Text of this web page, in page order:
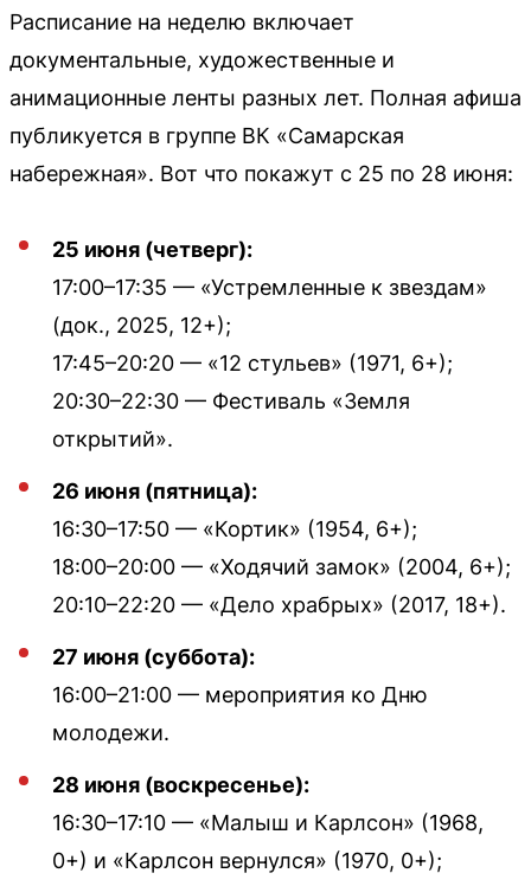
Расписание на неделю включает
документальные, художественные и
анимационные ленты разных лет. Полная афиша
публикуется в группе ВК «Самарская
набережная». Вот что покажут с 25 по 28 июня:
25 июня (четверг):
17:00–17:35 — «Устремленные к звездам»
(док., 2025, 12+);
17:45–20:20 — «12 стульев» (1971, 6+);
20:30–22:30 — Фестиваль «Земля
открытий».
26 июня (пятница):
16:30–17:50 — «Кортик» (1954, 6+);
18:00–20:00 — «Ходячий замок» (2004, 6+);
20:10–22:20 — «Дело храбрых» (2017, 18+).
27 июня (суббота):
16:00–21:00 — мероприятия ко Дню
молодежи.
28 июня (воскресенье):
16:30–17:10 — «Малыш и Карлсон» (1968,
0+) и «Карлсон вернулся» (1970, 0+);